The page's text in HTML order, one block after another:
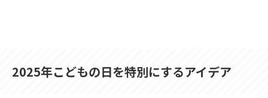
2025年こどもの日を特別にするアイデア